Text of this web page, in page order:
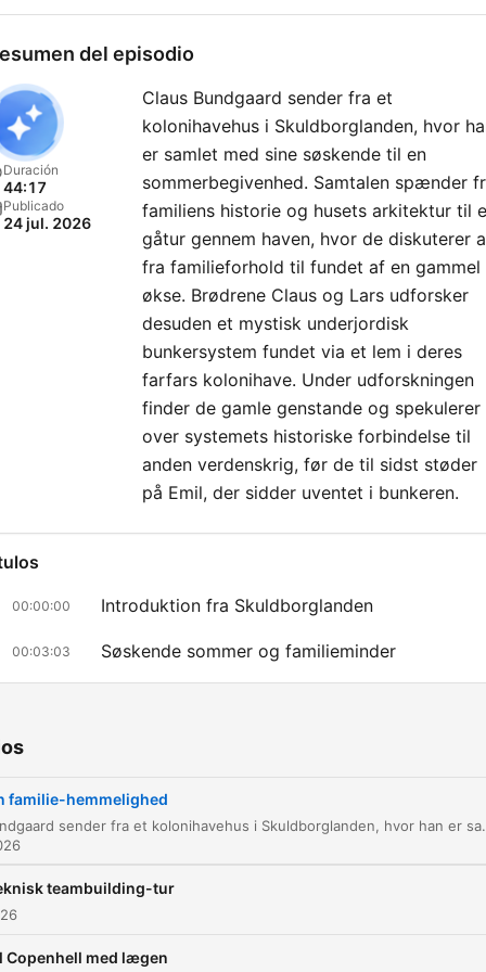
del episodio
Duración
44:17
Publicado
24 jul. 2026
Claus Bundgaard sender fra et
kolonihavehus i Skuldborglanden, hvor
er samlet med sine søskende til en
sommerbegivenhed. Samtalen spænder
familiens historie og husets arkitektur til
gåtur gennem haven, hvor de diskuterer
fra familieforhold til fundet af en gammel
økse. Brødrene Claus og Lars udforsker
desuden et mystisk underjordisk
bunkersystem fundet via et lem i deres
farfars kolonihave. Under udforskningen
finder de gamle genstande og spekulerer
over systemets historiske forbindelse til
anden verdenskrig, før de til sidst støder
på Emil, der sidder uventet i bunkeren.
00:00:00 Introduktion fra Skuldborglanden
00:03:03 Søskende sommer og familieminder
00:33:23
00:40:11 Mødet med Emil i bunkeren
Det er fra et familie sommerhus, eller hvad skal man
familie-hemmelighed
Claus Bundgaard sender fra et kolonihavehus i Skuldborglanden, hvor han er samlet med sine søskende til en
teambuilding-tur
Copenhell med lægen